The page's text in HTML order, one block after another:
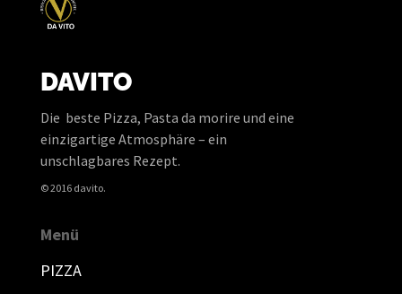
DAVITO
Die beste Pizza, Pasta da morire und eine
einzigartige Atmosphäre – ein
unschlagbares Rezept.
© 2016 davito.
Menü
PIZZA